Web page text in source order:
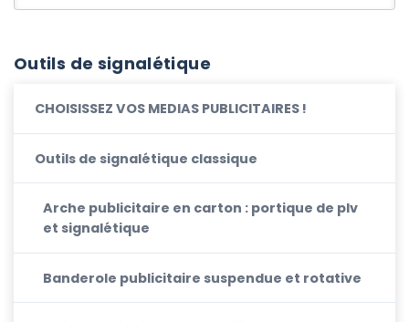
Outils de signalétique
CHOISISSEZ VOS MEDIAS PUBLICITAIRES !
Outils de signalétique classique
Arche publicitaire en carton : portique de plv
et signalétique
Banderole publicitaire suspendue et rotative